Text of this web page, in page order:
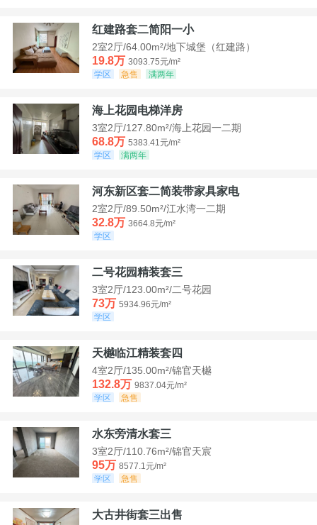
红建路套二简阳一小
2室2厅/64.00m²/地下城堡（红建路）
19.8万 3093.75元/m²
学区
急售 满两年
海上花园电梯洋房
3室2厅/127.80m²/海上花园一二期
68.8万 5383.41元/m²
学区
满两年
河东新区套二简装带家具家电
2室2厅/89.50m²/江水湾一二期
32.8万 3664.8元/m²
学区
二号花园精装套三
3室2厅/123.00m²/二号花园
73万 5934.96元/m²
学区
天樾临江精装套四
4室2厅/135.00m²/锦官天樾
132.8万 9837.04元/m²
学区
急售
水东旁清水套三
3室2厅/110.76m²/锦官天宸
95万 8577.1元/m²
学区
急售
大古井街套三出售